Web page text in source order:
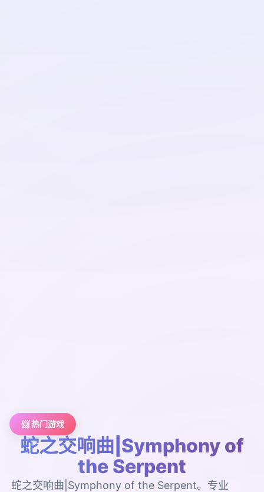
📨 热门游戏
蛇之交响曲|Symphony of
the Serpent
蛇之交响曲|Symphony of the Serpent。专业